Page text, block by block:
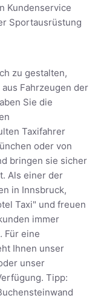
Kundenservice
Sportausrüstung
zu gestalten,
Fahrzeugen der
Sie die
Taxifahrer
oder von
bringen sie sicher
Als einer der
in Innsbruck,
Taxi" und freuen
immer
Für eine
Ihnen unser
unser
Tipp: